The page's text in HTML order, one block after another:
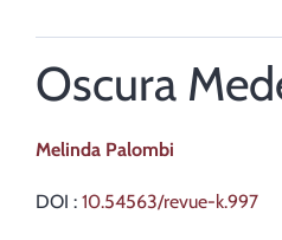
Oscura
Melinda Palombi
DOI : 10.54563/revue-k.997